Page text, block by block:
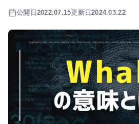
公開日 2022.07.15更新日2024.03.22